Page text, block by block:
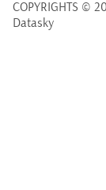
COPYRIGHTS ©
Datasky